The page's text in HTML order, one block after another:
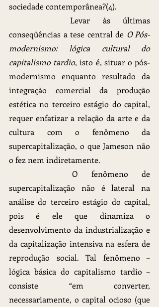
sociedade contemporânea?(4).
conseqüências a tese central de O Pós-
modernismo: lógica cultural do
capitalismo tardio, isto é, situar o pós-
modernismo enquanto resultado da
integração comercial da produção
estética no terceiro estágio do capital,
requer enfatizar a relação da arte e da
cultura com o fenômeno da
supercapitalização, o que Jameson não
o fez nem indiretamente.
supercapitalização não é lateral na
análise do terceiro estágio do capital,
pois é ele que dinamiza o
desenvolvimento da industrialização e
da capitalização intensiva na esfera de
reprodução social. Tal fenômeno –
lógica básica do capitalismo tardio –
consiste “em converter,
necessariamente, o capital ocioso (que